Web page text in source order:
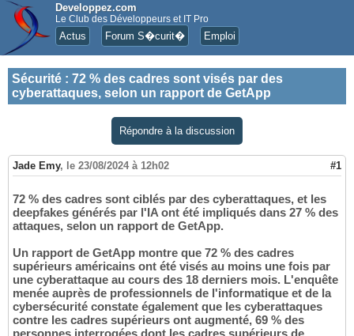
Developpez.com
Le Club des Développeurs et IT Pro
Actus Forum S�curit� Emploi
Sécurité : 72 % des cadres sont visés par des
cyberattaques, selon un rapport de GetApp
Répondre à la discussion
Jade Emy, le 23/08/2024 à 12h02 #1
72 % des cadres sont ciblés par des cyberattaques, et les
deepfakes générés par l'IA ont été impliqués dans 27 % des
attaques, selon un rapport de GetApp.
Un rapport de GetApp montre que 72 % des cadres
supérieurs américains ont été visés au moins une fois par
une cyberattaque au cours des 18 derniers mois. L'enquête
menée auprès de professionnels de l'informatique et de la
cybersécurité constate également que les cyberattaques
contre les cadres supérieurs ont augmenté, 69 % des